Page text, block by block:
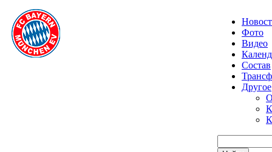
Фото
Видео
Состав
Другое